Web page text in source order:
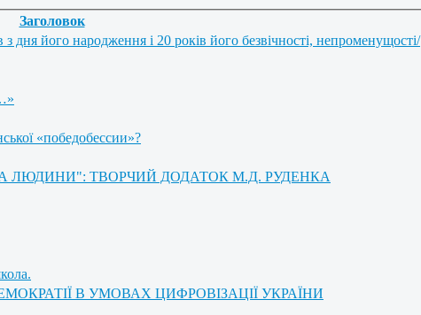
Заголовок
його народження і 20 років його безвічності, непроменущості/
«победобессии»?
ЛЮДИНИ": ТВОРЧИЙ ДОДАТОК М.Д. РУДЕНКА
В УМОВАХ ЦИФРОВІЗАЦІЇ УКРАЇНИ